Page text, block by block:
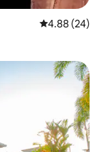
Calificación
4.88 (24)